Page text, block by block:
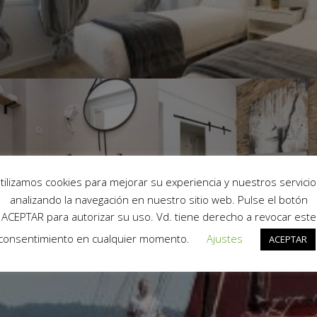
cookies para mejorar su experiencia y nuestros
analizando la navegación en nuestro sitio web. Pulse el botón
ACEPTAR para autorizar su uso. Vd. tiene derecho a revocar este
en cualquier momento.
Ajustes ACEPTAR